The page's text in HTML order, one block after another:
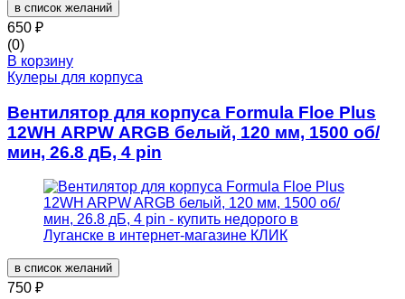
в список желаний
650 ₽
(0)
В корзину
Кулеры для корпуса
Вентилятор для корпуса Formula Floe Plus
12WH ARPW ARGB белый, 120 мм, 1500 об/
мин, 26.8 дБ, 4 pin
в список желаний
750 ₽